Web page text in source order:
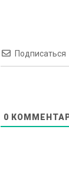
Подписаться
0